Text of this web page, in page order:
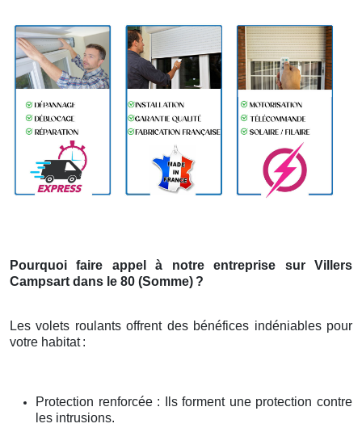
Pourquoi faire appel à notre entreprise sur Villers
Campsart dans le 80 (Somme) ?
Les volets roulants offrent des bénéfices indéniables pour
votre habitat :
Protection renforcée : Ils forment une protection contre
les intrusions.